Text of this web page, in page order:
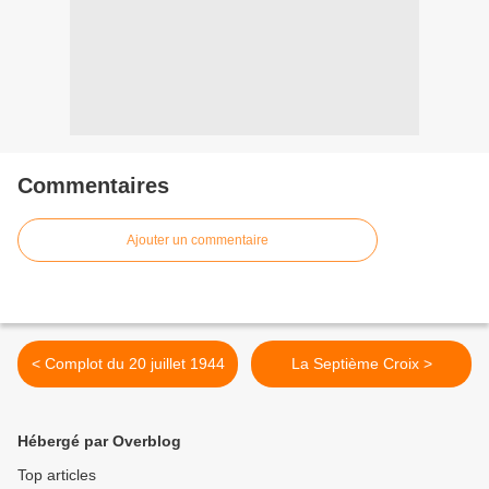
Commentaires
Ajouter un commentaire
< Complot du 20 juillet 1944 La Septième Croix >
Hébergé par Overblog
Top articles